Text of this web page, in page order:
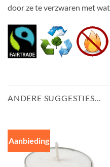
door ze te verzwaren met
ANDERE SUGGESTIES…
Aanbieding